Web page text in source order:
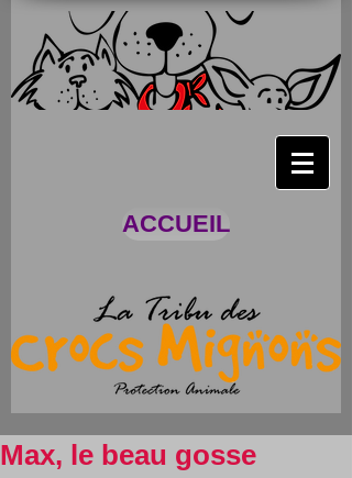
ACCUEIL
Max, le beau gosse